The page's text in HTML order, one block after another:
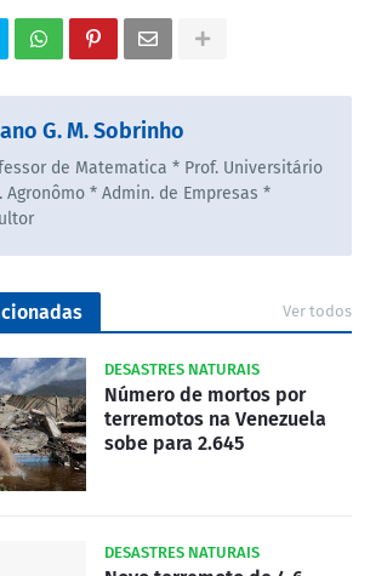
G. M. Sobrinho
de Matematica * Prof. Universitário
Agronômo * Admin. de Empresas *
Ver todos
DESASTRES NATURAIS
Número de mortos por
terremotos na Venezuela
sobe para 2.645
DESASTRES NATURAIS